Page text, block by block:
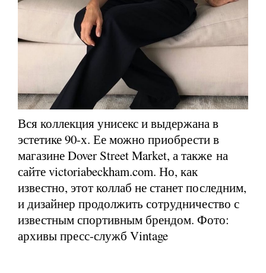
Вся коллекция унисекс и выдержана в
эстетике 90-х. Ее можно приобрести в
магазине Dover Street Market, а также на
сайте victoriabeckham.com. Но, как
известно, этот коллаб не станет последним,
и дизайнер продолжить сотрудничество с
известным спортивным брендом. Фото:
архивы пресс-служб Vintage